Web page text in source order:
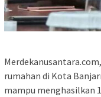
rumahan di Kota
mampu menghasilkan